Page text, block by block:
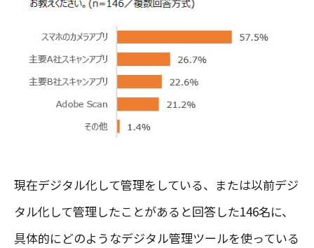
現在デジタル化して管理をしている、または以前デジ
タル化して管理したことがあると回答した146名に、
具体的にどのようなデジタル管理ツールを使っている